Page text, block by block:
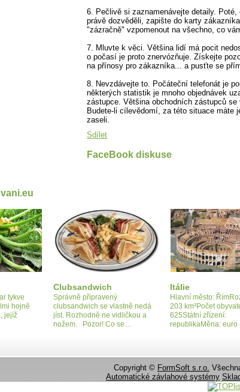
6. Pečlivě si zaznamenávejte detaily.
právě dozvěděli, zapište do karty
"zázračně" vzpomenout na všechno, co
7. Mluvte k věci. Většina lidí má pocit
o počasí je proto znervózňuje. Získejte
na přínosy pro zákazníka... a pusťte se
8. Nevzdávejte to. Počáteční telefonát je
některých statistik je mnoho objednávek
zástupce. Většina obchodních zástupců
Budete-li cílevědomí, za této situace máte
zaseli.
Sdílet
FaceBook diskuse
tykve
hojně
jejíž
Clubsandwich
Správně připravený
clubsandwich se vlastně nedá
jíst. Rozhodně ne vidličkou a
nožem. Pozor! Co se…
Itálie
Hlavní město:
203 km²Počet
625Státní zřízení:
republikaMěna:
Copyright © FormSoft s.r.o.
Automatické závlahové systémy